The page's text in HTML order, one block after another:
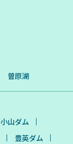
曽原湖
小山ダム
豊英ダム